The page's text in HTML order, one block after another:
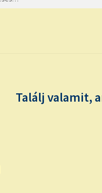
Találj valamit,